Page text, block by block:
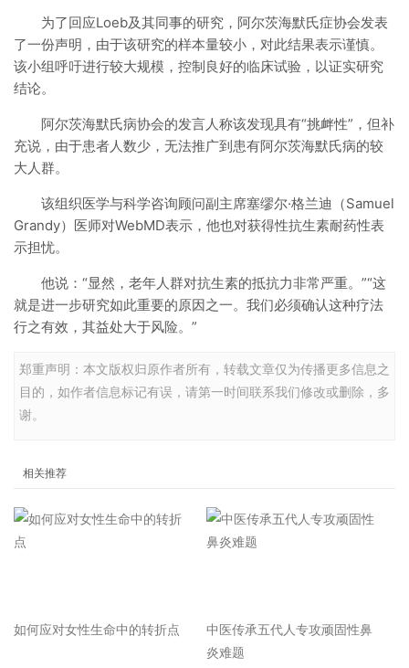
为了回应Loeb及其同事的研究，阿尔茨海默氏症协会发表
了一份声明，由于该研究的样本量较小，对此结果表示谨慎。
该小组呼吁进行较大规模，控制良好的临床试验，以证实研究
结论。
阿尔茨海默氏病协会的发言人称该发现具有“挑衅性”，但补
充说，由于患者人数少，无法推广到患有阿尔茨海默氏病的较
大人群。
该组织医学与科学咨询顾问副主席塞缪尔·格兰迪（Samuel
Grandy）医师对WebMD表示，他也对获得性抗生素耐药性表
示担忧。
他说：“显然，老年人群对抗生素的抵抗力非常严重。”“这
就是进一步研究如此重要的原因之一。我们必须确认这种疗法
行之有效，其益处大于风险。”
郑重声明：本文版权归原作者所有，转载文章仅为传播更多信息之
目的，如作者信息标记有误，请第一时间联系我们修改或删除，多
谢。
相关推荐
如何应对女性生命中的转折点
中医传承五代人专攻顽固性鼻
炎难题